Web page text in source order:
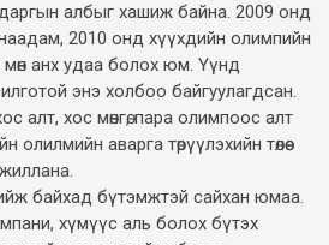
даргын албыг хашиж байна. 2009 онд
2010 онд хүүхдийн олимпийн
анх удаа болох юм. Үүнд
энэ холбоо байгуулагдсан.
алт, хос мөнгө, пара олимпоос алт
аварга төрүүлэхийн төлөө
байхад бүтэмжтэй сайхан юмаа.
хүмүүс аль болох бүтэх